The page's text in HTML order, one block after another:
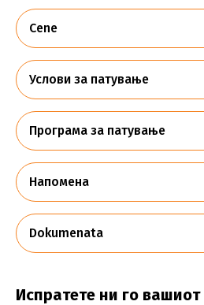
Cene
Услови за патување
Програма за патување
Напомена
Dokumenata
Испратете ни го